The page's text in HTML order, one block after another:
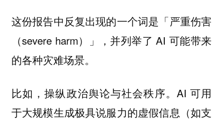
这份报告中反复出现的一个词是「严重伤害
（severe harm）」，并列举了 AI 可能带来
的各种灾难场景。
比如，操纵政治舆论与社会秩序。AI 可用
于大规模生成极具说服力的虚假信息（如支